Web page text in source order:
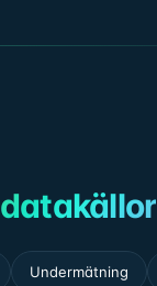
datakällor
Undermätning